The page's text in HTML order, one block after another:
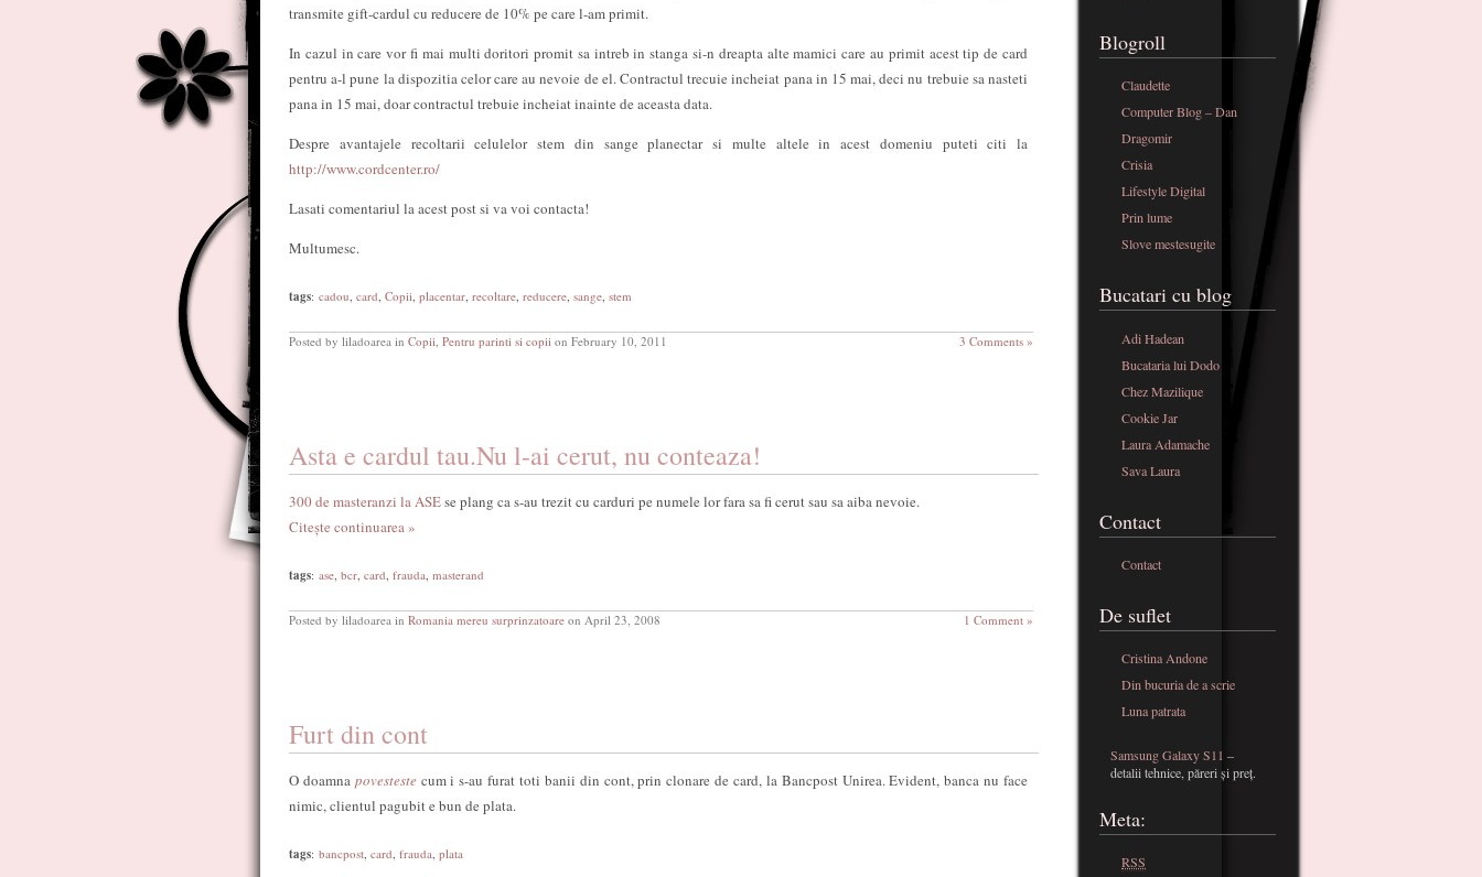
transmite gift-cardul cu reducere de 10% pe care l-am primit.
In cazul in care vor fi mai multi doritori promit sa intreb in stanga si-n dreapta alte mamici care au primit acest tip de card
pentru a-l pune la dispozitia celor care au nevoie de el. Contractul trecuie incheiat pana in 15 mai, deci nu trebuie sa nasteti
pana in 15 mai, doar contractul trebuie incheiat inainte de aceasta data.
Despre avantajele recoltarii celulelor stem din sange planectar si multe altele in acest domeniu puteti citi la
http://www.cordcenter.ro/
Lasati comentariul la acest post si va voi contacta!
Multumesc.
tags: cadou, card, Copii, placentar, recoltare, reducere, sange, stem
Posted by liladoarea in Copii, Pentru parinti si copii on February 10, 2011 3 Comments »
Asta e cardul tau.Nu l-ai cerut, nu conteaza!
300 de masteranzi la ASEse plang ca s-au trezit cu carduri pe numele lor fara sa fi cerut sau sa aiba nevoie.
Citește continuarea »
tags: ase, bcr, card, frauda, masterand
Posted by liladoarea in Romania mereu surprinzatoare on April 23, 2008 1 Comment »
Furt din cont
O doamnapovestestecum i s-au furat toti banii din cont, prin clonare de card, la Bancpost Unirea. Evident, banca nu face
nimic, clientul pagubit e bun de plata.
tags: bancpost, card, frauda, plata
Blogroll
Claudette
Computer Blog – Dan
Dragomir
Crisia
Lifestyle Digital
Prin lume
Slove mestesugite
Bucatari cu blog
Adi Hadean
Bucataria lui Dodo
Chez Mazilique
Cookie Jar
Laura Adamache
Sava Laura
Contact
Contact
De suflet
Cristina Andone
Din bucuria de a scrie
Luna patrata
Samsung Galaxy S11 –
detalii tehnice, păreri și preț.
Meta:
RSS